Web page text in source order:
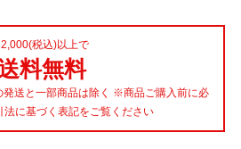
税込)以上で
料無料
送と一部商品は除く ※商品ご購入前に必
法に基づく表記をご覧ください